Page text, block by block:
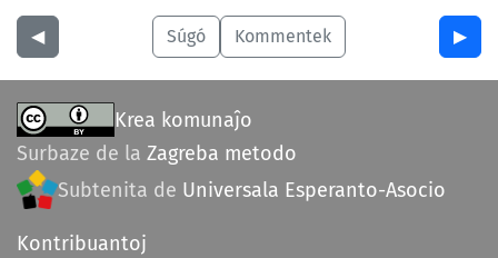
◀︎ Súgó Kommentek ▶︎
Krea komunaĵo
Surbaze de la Zagreba metodo
Subtenita de Universala Esperanto-Asocio
Kontribuantoj